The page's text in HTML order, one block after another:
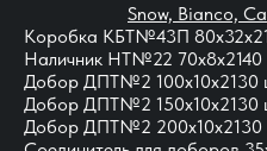
Snow, Bianco,
Коробка КБТ№43П
Наличник НТ№22
Добор ДПТ№2 100х10х2130
Добор ДПТ№2 150х10х2130
Добор ДПТ№2 200х10х2130